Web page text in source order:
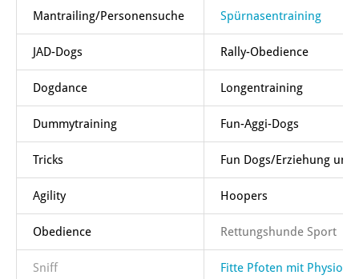
Mantrailing/Personensuche Spürnasentraining
JAD-Dogs Rally-Obedience
Dogdance Longentraining
Dummytraining Fun-Aggi-Dogs
Tricks Fun Dogs/Erziehung und
Agility Hoopers
Obedience Rettungshunde Sport
Sniff Fitte Pfoten mit Physio